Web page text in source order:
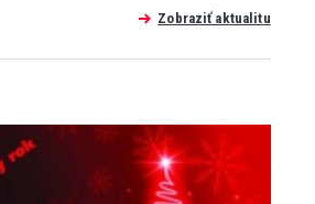
Zobraziť aktualitu